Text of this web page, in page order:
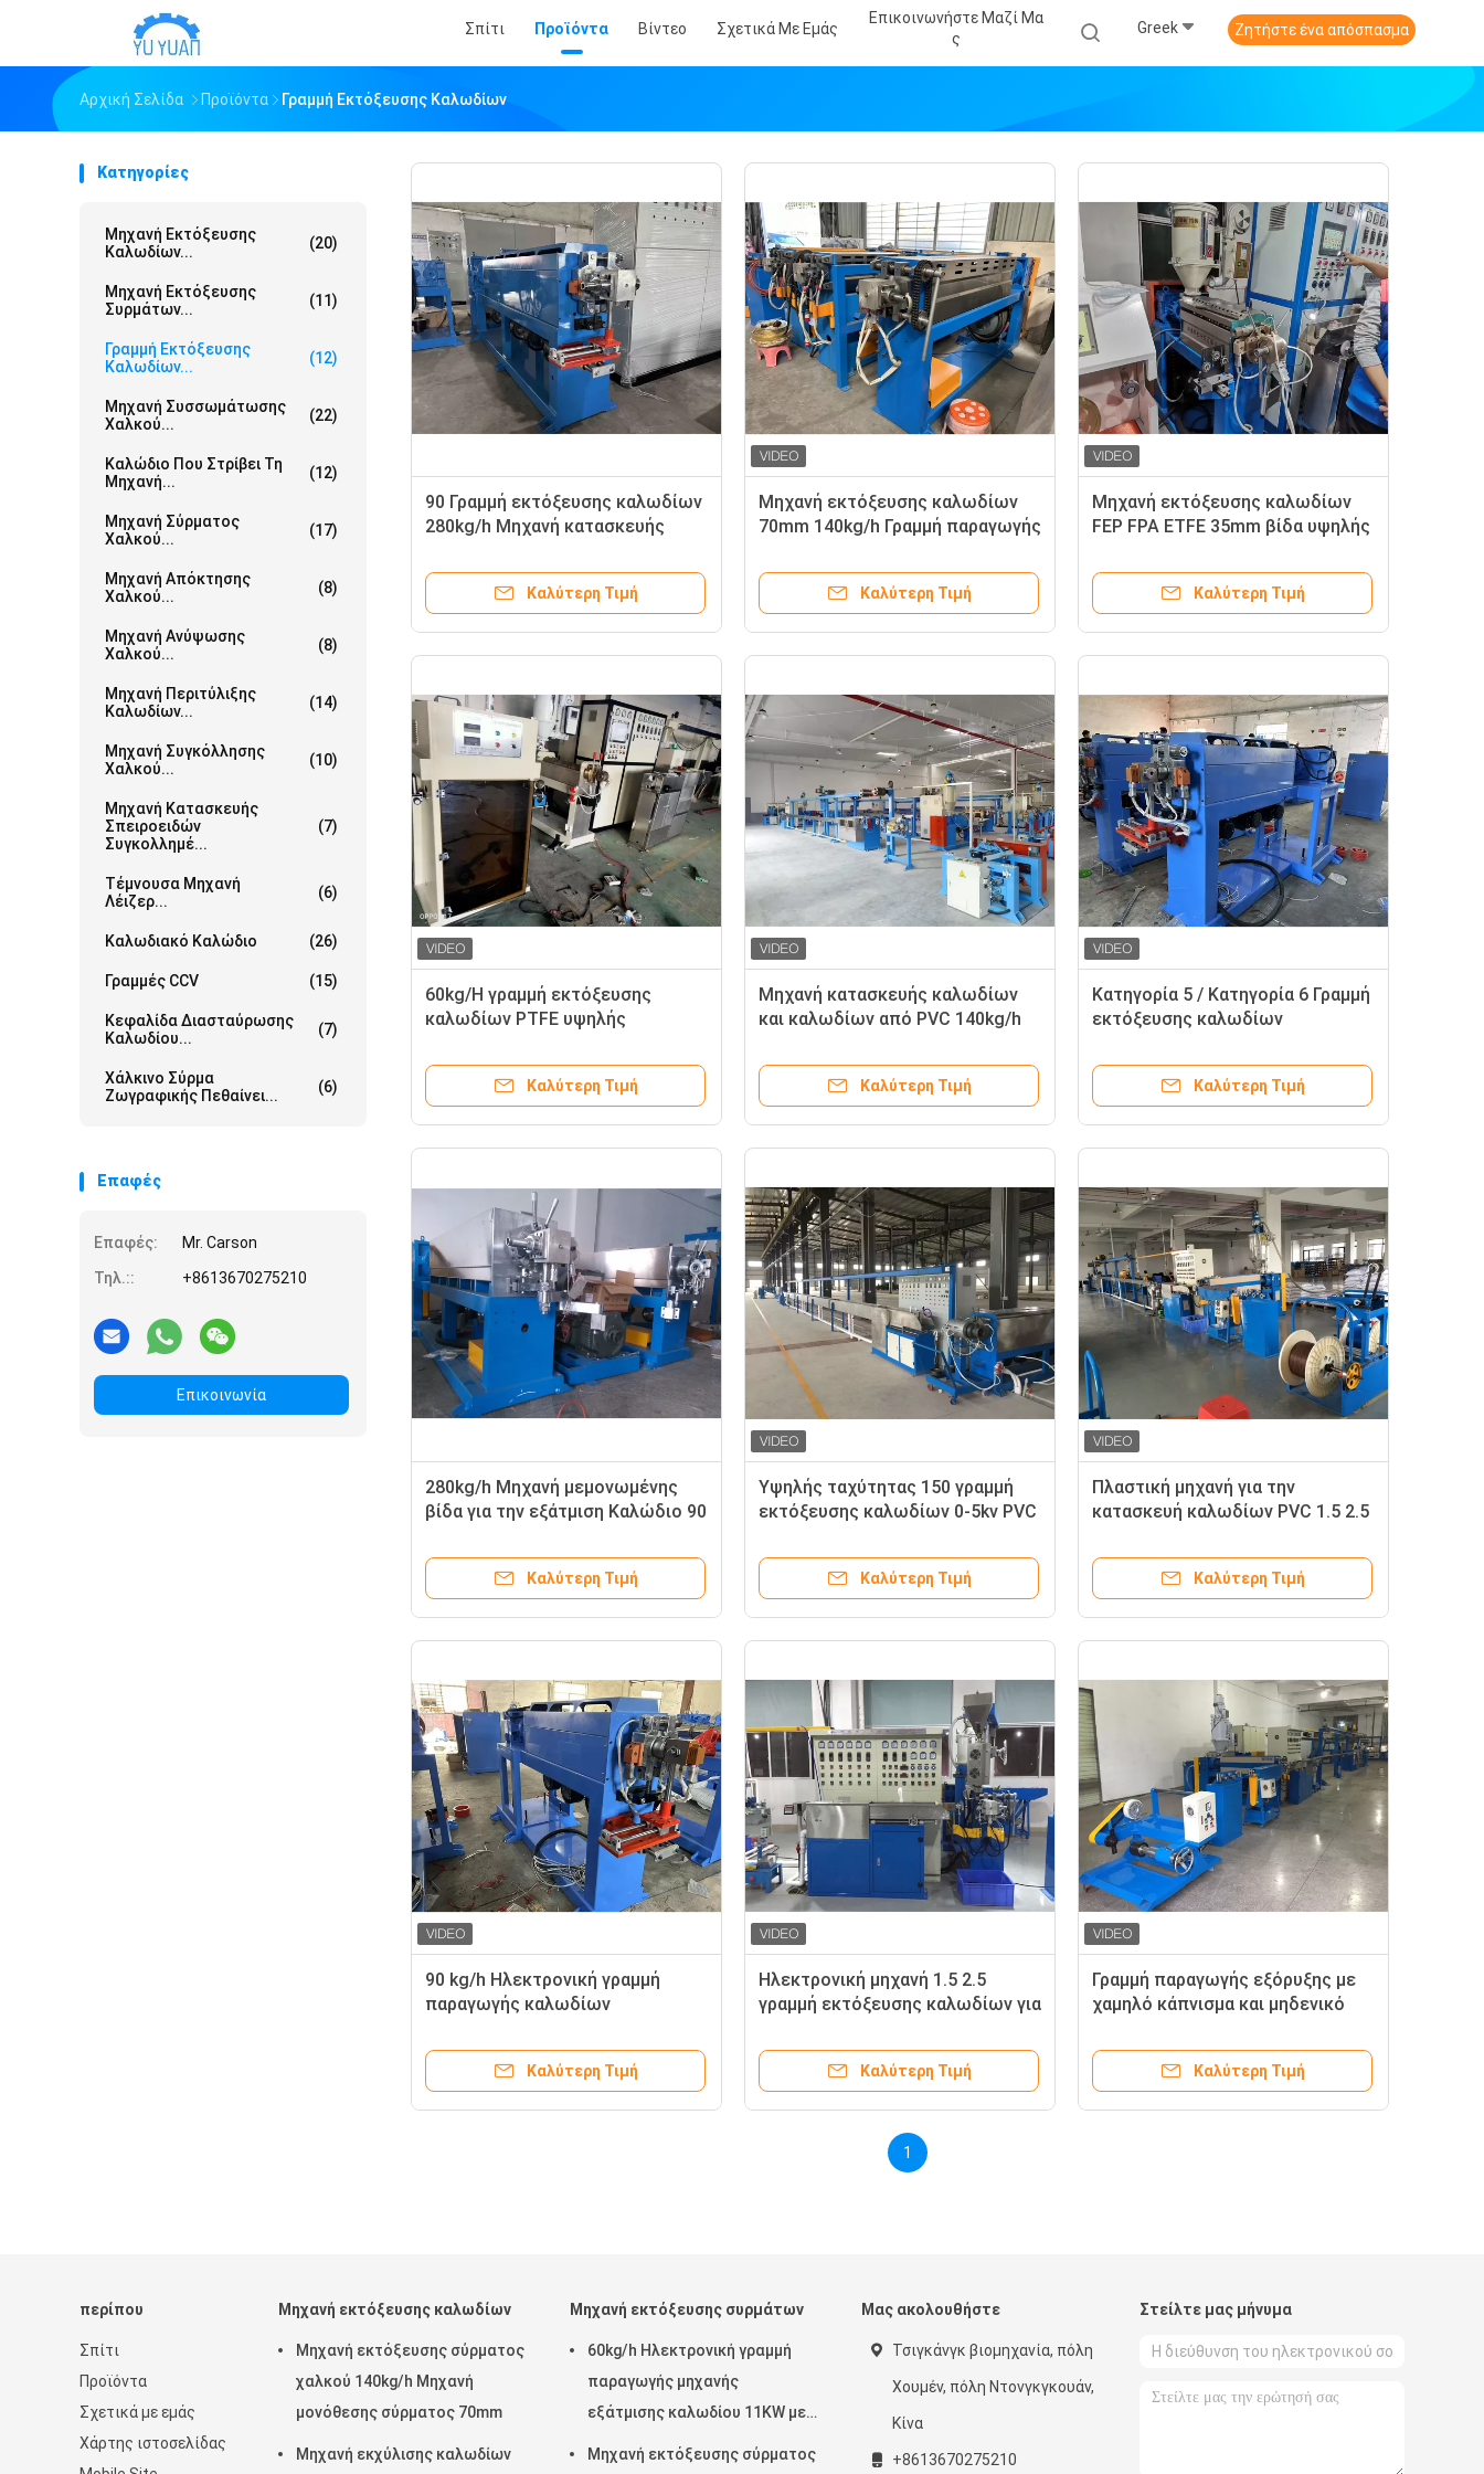
Σπίτι Προϊόντα Βίντεο Σχετικά Με Εμάς
Επικοινωνήστε Μαζί Μα
Σ
Greek Ζητήστε ένα απόσπασμα
Αρχική Σελίδα Προϊόντα Γραμμή Εκτόξευσης Καλωδίων
Κατηγορίες
Μηχανή Εκτόξευσης
Καλωδίων...
(20)
Μηχανή Εκτόξευσης
Συρμάτων...
(11)
Γραμμή Εκτόξευσης
Καλωδίων...
(12)
Μηχανή Συσσωμάτωσης
Χαλκού...
(22)
Καλώδιο Που Στρίβει Τη
Μηχανή...
(12)
Μηχανή Σύρματος
Χαλκού...
(17)
Μηχανή Απόκτησης
Χαλκού...
(8)
Μηχανή Ανύψωσης
Χαλκού...
(8)
Μηχανή Περιτύλιξης
Καλωδίων...
(14)
Μηχανή Συγκόλλησης
Χαλκού...
(10)
Μηχανή Κατασκευής
Σπειροειδών
Συγκολλημέ...
(7)
Τέμνουσα Μηχανή
Λέιζερ...
(6)
Καλωδιακό Καλώδιο (26)
Γραμμές CCV (15)
Κεφαλίδα Διασταύρωσης
Καλωδίου...
(7)
Χάλκινο Σύρμα
Ζωγραφικής Πεθαίνει...
(6)
Επαφές
Επαφές:
Mr. Carson
Τηλ.::
+8613670275210
Επικοινωνία
90 Γραμμή εκτόξευσης καλωδίων
280kg/h Μηχανή κατασκευής
Siemens
Καλύτερη Τιμή
Μηχανή εκτόξευσης καλωδίων
70mm 140kg/h Γραμμή παραγωγής
Καλύτερη Τιμή
Μηχανή εκτόξευσης καλωδίων
FEP FPA ETFE 35mm βίδα υψηλής
Καλύτερη Τιμή
60kg/H γραμμή εκτόξευσης
καλωδίων PTFE υψηλής
τελφλόνου 35mm Extruder
Καλύτερη Τιμή
Μηχανή κατασκευής καλωδίων
και καλωδίων από PVC 140kg/h
κινητήρα Siemens
Καλύτερη Τιμή
Κατηγορία 5 / Κατηγορία 6 Γραμμή
εκτόξευσης καλωδίων
παραγωγής καλωδίων για
καλώδια 0.5 0.75Καλύτερη Τιμή
280kg/h Μηχανή μεμονωμένης
βίδα για την εξάτμιση Καλώδιο 90
Καλύτερη Τιμή
Υψηλής ταχύτητας 150 γραμμή
εκτόξευσης καλωδίων 0-5kv PVC
300
Καλύτερη Τιμή
Πλαστική μηχανή για την
κατασκευή καλωδίων PVC 1.5 2.5
Καλύτερη Τιμή
90 kg/h Ηλεκτρονική γραμμή
παραγωγής καλωδίων
Καλύτερη Τιμή
Ηλεκτρονική μηχανή 1.5 2.5
γραμμή εκτόξευσης καλωδίων για
Καλύτερη Τιμή
Γραμμή παραγωγής εξόρυξης με
χαμηλό κάπνισμα και μηδενικό
Καλύτερη Τιμή
1
περίπου
Σπίτι
Προϊόντα
Σχετικά με εμάς
Χάρτης ιστοσελίδας
Μηχανή εκτόξευσης καλωδίων
Μηχανή εκτόξευσης σύρματος
χαλκού 140kg/h Μηχανή
μονόθεσης σύρματος 70mm
Μηχανή εκχύλισης καλωδίων
Μηχανή εκτόξευσης συρμάτων
60kg/h Ηλεκτρονική γραμμή
παραγωγής μηχανής
εξάτμισης καλωδίου 11KW με
βαρέλι χάλυβα HC-276
Μηχανή εκτόξευσης σύρματος
Μας ακολουθήστε
Τσιγκάνγκ βιομηχανία, πόλη
Χουμέν, πόλη Ντονγκγκουάν,
Κίνα
+8613670275210
Στείλτε μας μήνυμα